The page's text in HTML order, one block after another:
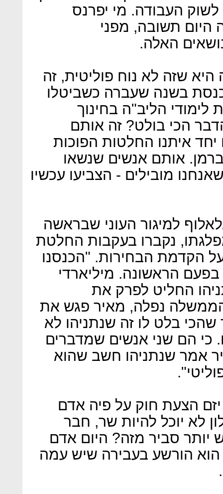
העבודה. מי יפרנס
היום תשובה, מפני
האלה.
שזה לא נוח פוליטית, זה
בשנה שעברה כשביטלו
לימודי הליב"ה בחינוך
הכי בולט? זה אותם
איתנו החלטות הפוכות
אותם אנשים שנשאו
מובילים - הצביעו עכשיו
למיגור העוני שבראשה
נקברו בעקבות החלטת
הקדמת הבחירות. "הכנסנו
הראשונה. מיליארדי
החליט לפרק את
נפלה, מאיר פגש את
שהכי בלט לו זה שנתניהו לא
כי הם שני אנשים שמדברים
אמר שנתניהו חשב שהוא
יזם הצעת חוק על פיה אדם
לא יוכל להיות שר, חבר
יותר סביר מזה? היום אדם
הורשע בעבירה שיש עמה